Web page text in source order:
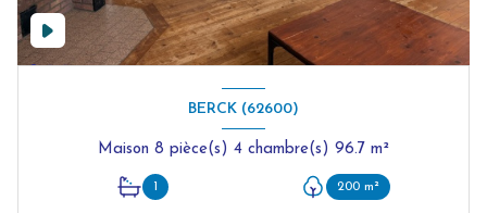
BERCK (62600)
Maison 8 pièce(s) 4 chambre(s) 96.7 m²
200 m²